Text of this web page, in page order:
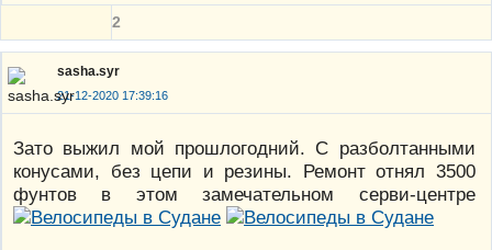
2
sasha.syr
21-12-2020 17:39:16
Зато выжил мой прошлогодний. С разболтанными
конусами, без цепи и резины. Ремонт отнял 3500
фунтов в этом замечательном серви-центре